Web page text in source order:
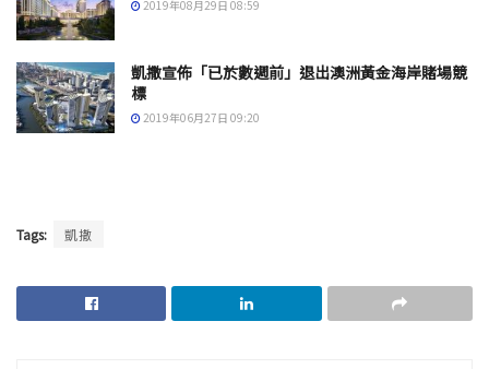
2019年08月29日 08:59
凱撒宣佈「已於數週前」退出澳洲黃金海岸賭場競
標
2019年06月27日 09:20
Tags: 凱撒